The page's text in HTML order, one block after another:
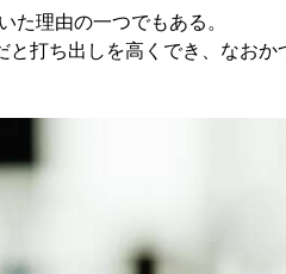
た理由の一つでもある。
打ち出しを高くでき、なお